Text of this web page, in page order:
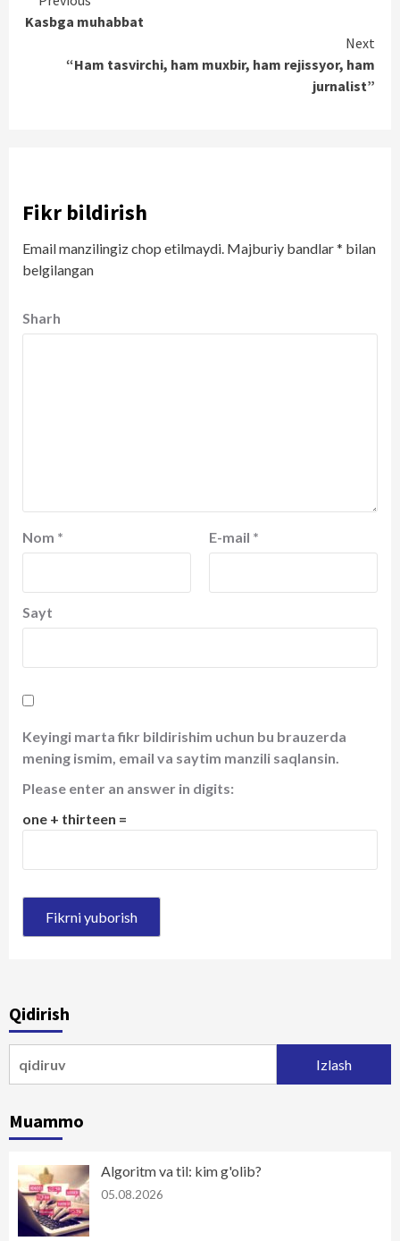
Reading
Kasbga muhabbat
Next
“Ham tasvirchi, ham muxbir, ham rejissyor, ham
jurnalist”
Fikr bildirish
Email manzilingiz chop etilmaydi. Majburiy bandlar* bilan
belgilangan
Sharh
Nom * E-mail *
Sayt
Keyingi marta fikr bildirishim uchun bu brauzerda
mening ismim, email va saytim manzili saqlansin.
Please enter an answer in digits:
one + thirteen =
Qidirish
Muammo
Algoritm va til: kim g'olib?
05.08.2026